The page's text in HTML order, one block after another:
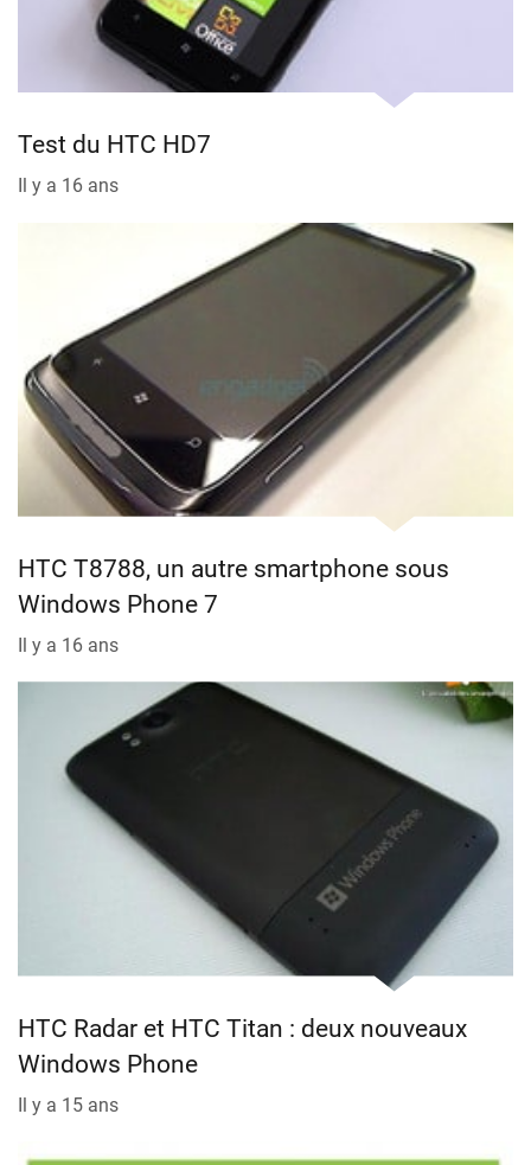
Test du HTC HD7
Il y a 16 ans
HTC T8788, un autre smartphone sous
Windows Phone 7
Il y a 16 ans
HTC Radar et HTC Titan : deux nouveaux
Windows Phone
Il y a 15 ans